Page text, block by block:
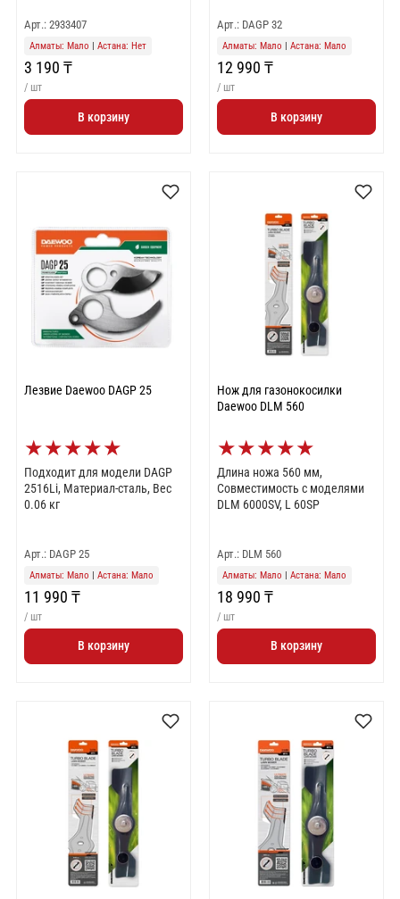
Арт.: 2933407
Алматы: Мало Астана: Нет
3 190 ₸
/ шт
В корзину
Арт.: DAGP 32
Алматы: Мало Астана: Мало
12 990 ₸
/ шт
В корзину
Лезвие Daewoo DAGP 25
★★★★★
Подходит для модели DAGP
2516Li, Материал-сталь, Вес
0.06 кг
Арт.: DAGP 25
Алматы: Мало | Астана: Мало
11 990 ₸
/ шт
В корзину
Нож для газонокосилки
Daewoo DLM 560
★★★★★
Длина ножа 560 мм,
Совместимость с моделями
DLM 6000SV, L 60SP
Арт.: DLM 560
Алматы: Мало | Астана: Мало
18 990 ₸
/ шт
В корзину